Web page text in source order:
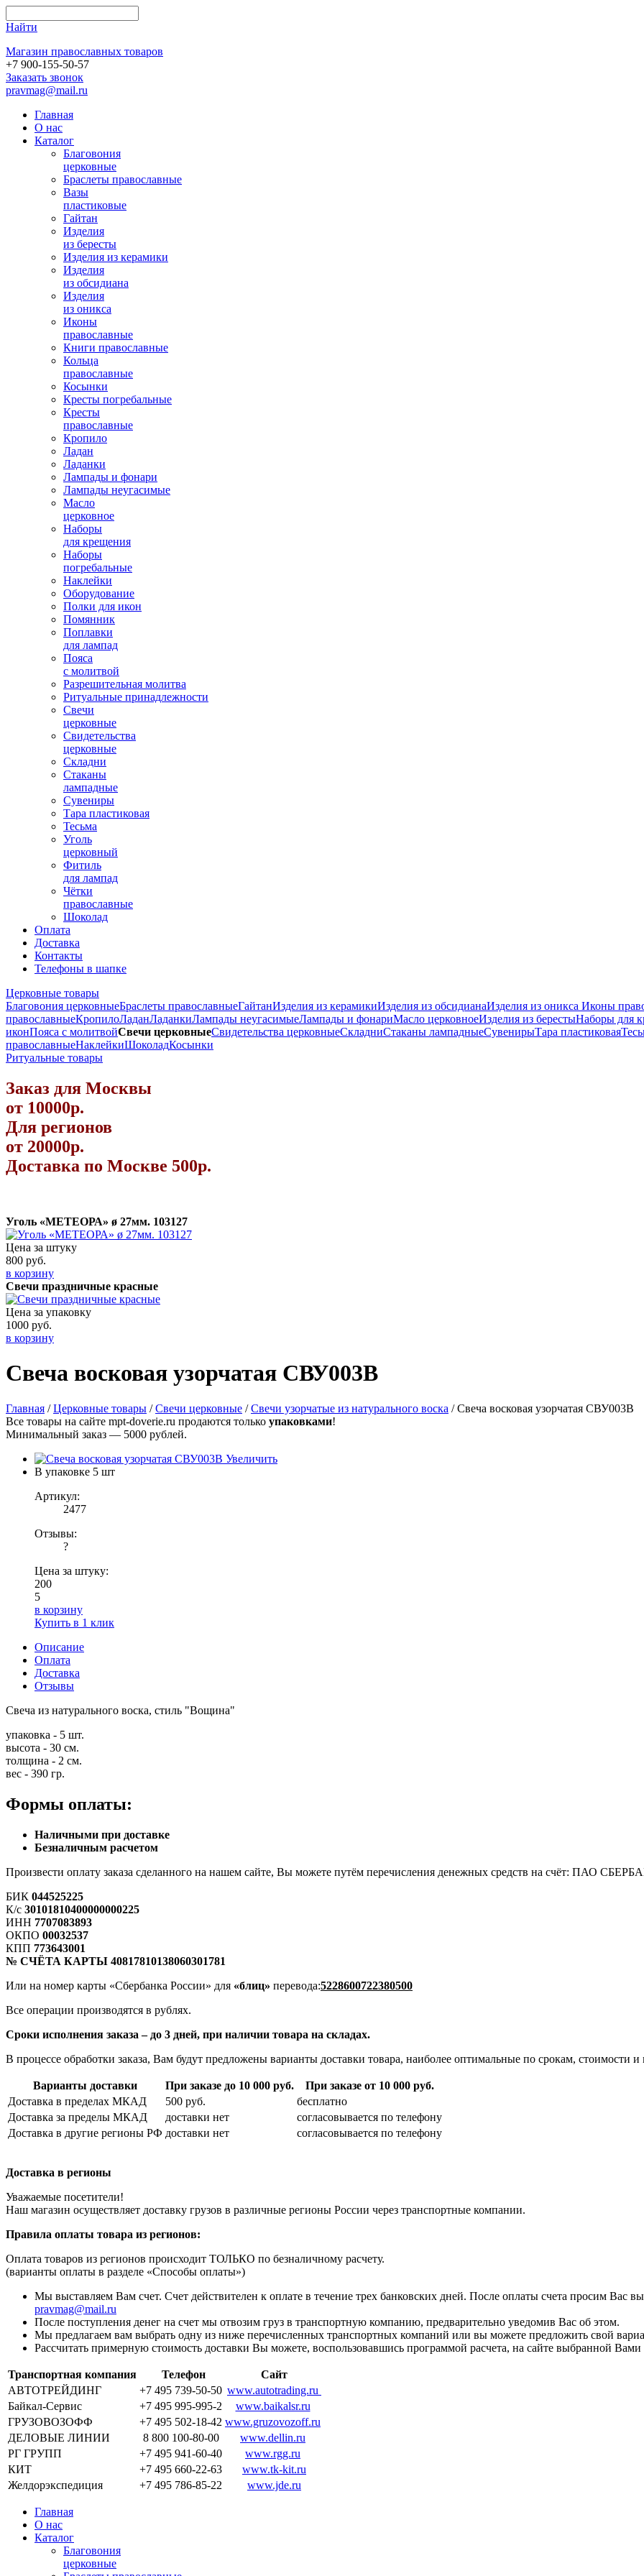
Найти
Магазин православных товаров
+7 900-155-50-57
Заказать звонок
pravmag@mail.ru
Главная
О нас
Каталог
Благовония
церковные
Браслеты православные
Вазы
пластиковые
Гайтан
Изделия
из бересты
Изделия из керамики
Изделия
из обсидиана
Изделия
из оникса
Иконы
православные
Книги православные
Кольца
православные
Косынки
Кресты погребальные
Кресты
православные
Кропило
Ладан
Ладанки
Лампады и фонари
Лампады неугасимые
Масло
церковное
Наборы
для крещения
Наборы
погребальные
Наклейки
Оборудование
Полки для икон
Помянник
Поплавки
для лампад
Пояса
с молитвой
Разрешительная молитва
Ритуальные принадлежности
Свечи
церковные
Свидетельства
церковные
Складни
Стаканы
лампадные
Сувениры
Тара пластиковая
Тесьма
Уголь
церковный
Фитиль
для лампад
Чётки
православные
Шоколад
Оплата
Доставка
Контакты
Телефоны в шапке
Церковные товары
Благовония церковныеБраслеты православныеГайтанИзделия из керамикиИзделия из обсидианаИзделия из оникса Иконы
православныеКропилоЛаданЛаданкиЛампады неугасимыеЛампады и фонариМасло церковноеИзделия из берестыНаборы для
иконПояса с молитвойСвечи церковныеСвидетельства церковныеСкладниСтаканы лампадныеСувенирыТара пластиковая
православныеНаклейкиШоколадКосынки
Ритуальные товары
Заказ для Москвы
от 10000р.
Для регионов
от 20000р.
Доставка по Москве 500р.
Уголь «МЕТЕОРА» ø 27мм. 103127
Цена за штуку
800 руб.
в корзину
Свечи праздничные красные
Цена за упаковку
1000 руб.
в корзину
Свеча восковая узорчатая СВУ003В
Главная /Церковные товары /Свечи церковные /Свечи узорчатые из натурального воска / Свеча восковая узорчатая СВУ003В
Все товары на сайте mpt-doverie.ru продаются только упаковками!
Минимальный заказ — 5000 рублей.
Увеличить
В упаковке 5 шт
Артикул:
2477
Отзывы:
?
Цена за штуку:
200
5
в корзину
Купить в 1 клик
Описание
Оплата
Доставка
Отзывы
Свеча из натурального воска, стиль "Вощина"
упаковка - 5 шт.
высота - 30 см.
толщина - 2 см.
вес - 390 гр.
Формы оплаты:
Наличными при доставке
Безналичным расчетом
Произвести оплату заказа сделанного на нашем сайте, Вы можете путём перечисления денежных средств на счёт: ПАО
БИК 044525225
К/с 30101810400000000225
ИНН 7707083893
ОКПО 00032537
КПП 773643001
№ СЧЁТА КАРТЫ 40817810138060301781
Или на номер карты «Сбербанка России» для «блиц» перевода:5228600722380500
Все операции производятся в рублях.
Сроки исполнения заказа – до 3 дней, при наличии товара на складах.
В процессе обработки заказа, Вам будут предложены варианты доставки товара, наиболее оптимальные по срокам, стоимости и
Варианты доставки При заказе до 10 000 руб.
При заказе от 10 000 руб.
Доставка в пределах МКАД
500 руб.
бесплатно
Доставка за пределы МКАД
доставки нет
согласовывается по телефону
Доставка в другие регионы РФ доставки нет согласовывается по телефону
Доставка в регионы
Уважаемые посетители!
Наш магазин осуществляет доставку грузов в различные регионы России через транспортные компании.
Правила оплаты товара из регионов:
Оплата товаров из регионов происходит ТОЛЬКО по безналичному расчету.
(варианты оплаты в разделе «Способы оплаты»)
Мы выставляем Вам счет. Счет действителен к оплате в течение трех банковских дней. После оплаты счета просим Вас
pravmag@mail.ru
После поступления денег на счет мы отвозим груз в транспортную компанию, предварительно уведомив Вас об этом.
Мы предлагаем вам выбрать одну из ниже перечисленных транспортных компаний или вы можете предложить свой
Рассчитать примерную стоимость доставки Вы можете, воспользовавшись программой расчета, на сайте выбранной
Транспортная компания Телефон
Сайт
АВТОТРЕЙДИНГ
+7 495 739-50-50 www.autotrading.ru
Байкал-Сервис
+7 495 995-995-2
www.baikalsr.ru
ГРУЗОВОЗОФФ
+7 495 502-18-42 www.gruzovozoff.ru
ДЕЛОВЫЕ ЛИНИИ
8 800 100-80-00
www.dellin.ru
РГ ГРУПП
+7 495 941-60-40
www.rgg.ru
КИТ
+7 495 660-22-63
www.tk-kit.ru
Желдорэкспедиция
+7 495 786-85-22 www.jde.ru
Главная
О нас
Каталог
Благовония
церковные